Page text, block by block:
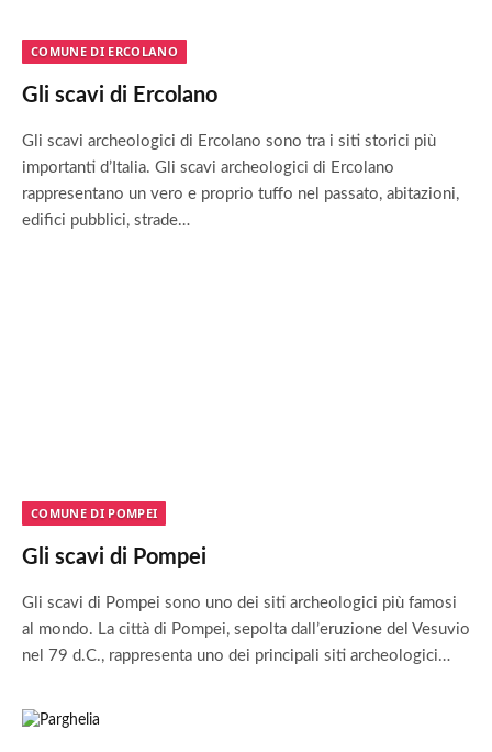
COMUNE DI ERCOLANO
Gli scavi di Ercolano
Gli scavi archeologici di Ercolano sono tra i siti storici più
importanti d’Italia. Gli scavi archeologici di Ercolano
rappresentano un vero e proprio tuffo nel passato, abitazioni,
edifici pubblici, strade…
COMUNE DI POMPEI
Gli scavi di Pompei
Gli scavi di Pompei sono uno dei siti archeologici più famosi
al mondo. La città di Pompei, sepolta dall’eruzione del Vesuvio
nel 79 d.C., rappresenta uno dei principali siti archeologici…